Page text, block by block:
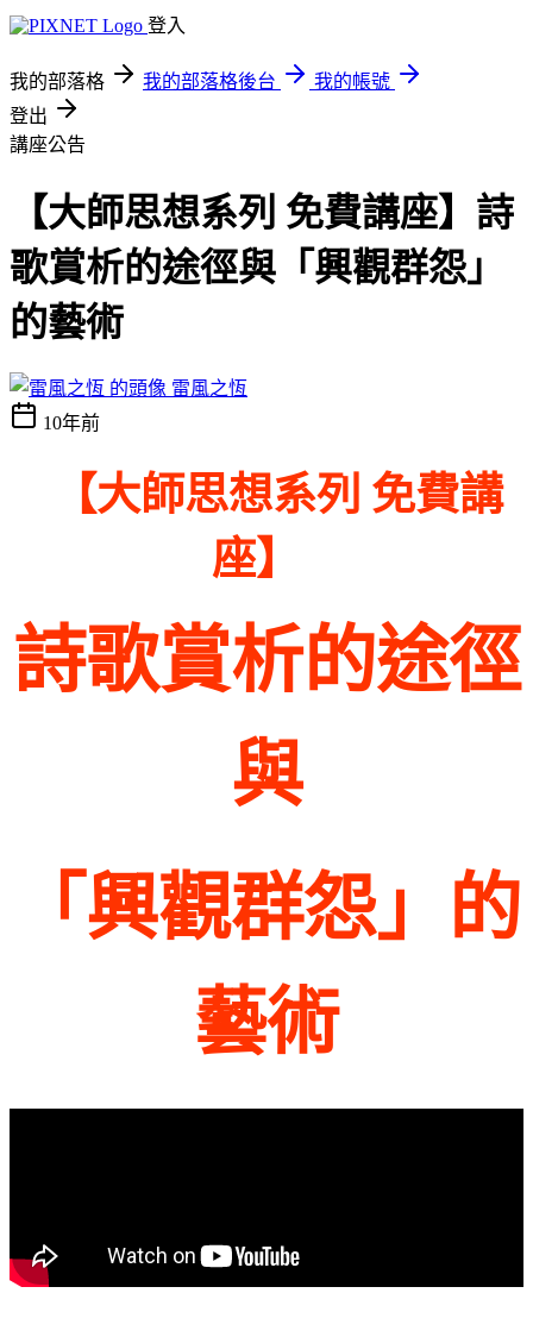
登入
我的部落格 我的部落格後台
我的帳號
登出
講座公告
【大師思想系列 免費講座】詩
歌賞析的途徑與「興觀群怨」
的藝術
雷風之恆
10年前
【大師思想系列 免費講
座】
詩歌賞析的途徑
與
「興觀群怨」的
藝術